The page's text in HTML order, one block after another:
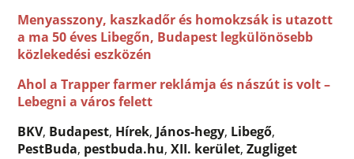
Menyasszony, kaszkadőr és homokzsák is utazott
a ma 50 éves Libegőn, Budapest legkülönösebb
közlekedési eszközén
Ahol a Trapper farmer reklámja és nászút is volt –
Lebegni a város felett
BKV, Budapest, Hírek, János-hegy, Libegő,
PestBuda, pestbuda.hu,XII. kerület,Zugliget